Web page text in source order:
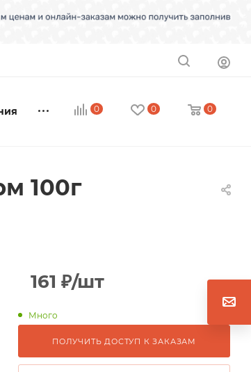
0 0 0
100г
161 ₽/шт
Много
ПОЛУЧИТЬ ДОСТУП К ЗАКАЗАМ